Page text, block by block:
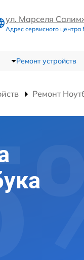
ул. Марселя
Адрес сервисного центра
Ремонт устройств
Ремонт